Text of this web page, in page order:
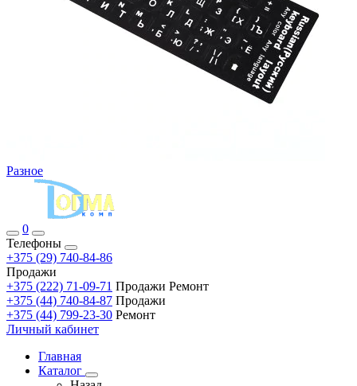
Разное
0
Телефоны
+375 (29) 740-84-86
Продажи
+375 (222) 71-09-71 Продажи Ремонт
+375 (44) 740-84-87 Продажи
+375 (44) 799-23-30 Ремонт
Личный кабинет
Главная
Каталог